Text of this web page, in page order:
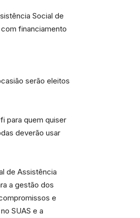
Social de
financiamento
serão eleitos
para quem quiser
deverão usar
de Assistência
a gestão dos
e
SUAS e a